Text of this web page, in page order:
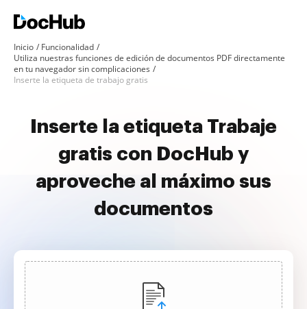
Inicio
Funcionalidad
Utiliza nuestras funciones de edición de documentos PDF directamente
en tu navegador sin complicaciones
Inserte la etiqueta de trabajo gratis
Inserte la etiqueta Trabaje
gratis con DocHub y
aproveche al máximo sus
documentos